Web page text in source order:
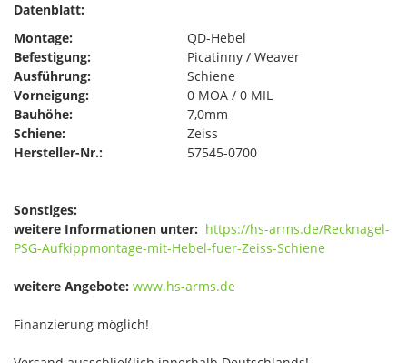
Datenblatt:
Montage:
QD-Hebel
Befestigung:
Picatinny / Weaver
Ausführung:
Schiene
Vorneigung:
0 MOA / 0 MIL
Bauhöhe:
7,0mm
Schiene:
Zeiss
Hersteller-Nr.:
57545-0700
Sonstiges:
weitere Informationen unter: https://hs-arms.de/Recknagel-
PSG-Aufkippmontage-mit-Hebel-fuer-Zeiss-Schiene
weitere Angebote: www.hs-arms.de
Finanzierung möglich!